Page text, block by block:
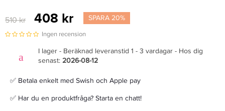
510 kr 408 kr SPARA 20%
Ingen recension
I lager - Beräknad leveranstid 1 - 3 vardagar - Hos dig
senast: 2026-08-12
✅ Betala enkelt med Swish och Apple pay
✅ Har du en produktfråga? Starta en chatt!